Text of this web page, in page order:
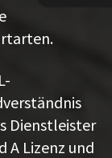
Dienstleister
A Lizenz und